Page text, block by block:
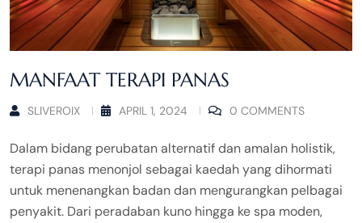
MANFAAT TERAPI PANAS
SLIVEROIX APRIL 1, 2024 0 COMMENTS
Dalam bidang perubatan alternatif dan amalan holistik,
terapi panas menonjol sebagai kaedah yang dihormati
untuk menenangkan badan dan mengurangkan pelbagai
penyakit. Dari peradaban kuno hingga ke spa moden,